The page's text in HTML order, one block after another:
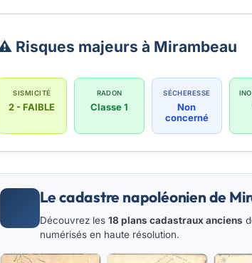
Risques majeurs à Mirambeau
SISMICITÉ
2 - FAIBLE
RADON
Classe 1
SÉCHERESSE
Non
concerné
Le cadastre napoléonien de
Découvrez les 18 plans cadastraux anciens
numérisés en haute résolution.